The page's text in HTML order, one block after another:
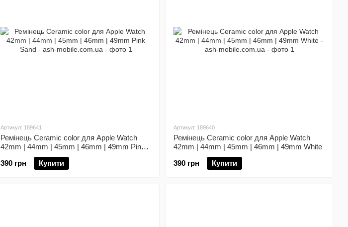
Артикул: 189641
Ремінець Ceramic color для Apple Watch
42mm | 44mm | 45mm | 46mm | 49mm Pink
390 грн
Купити
Артикул: 189640
Ремінець Ceramic color для Apple Watch
42mm | 44mm | 45mm | 46mm | 49mm White
390 грн
Купити